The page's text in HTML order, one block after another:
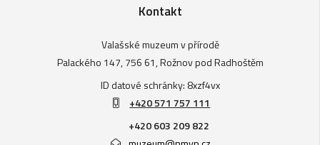
Kontakt
Valašské muzeum v přírodě
Palackého 147, 756 61, Rožnov pod Radhoštěm
ID datové schránky: 8xzf4vx
+420 571 757 111
+420 603 209 822